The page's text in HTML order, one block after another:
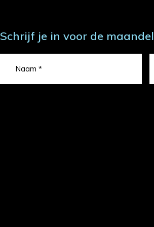
Schrijf je in voor de